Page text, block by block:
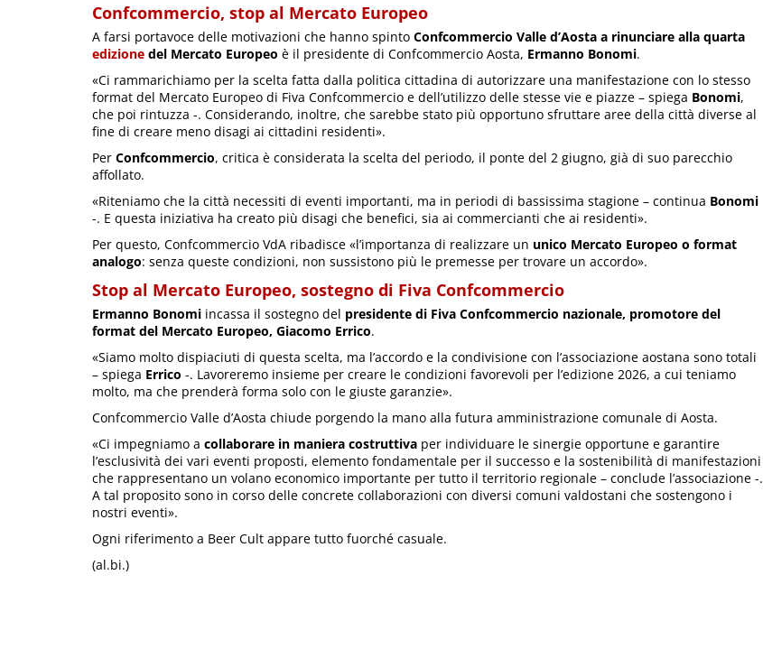
Confcommercio, stop al Mercato Europeo
A farsi portavoce delle motivazioni che hanno spinto Confcommercio Valle d’Aosta a rinunciare alla quarta
edizione del Mercato Europeo è il presidente di Confcommercio Aosta, Ermanno Bonomi.
«Ci rammarichiamo per la scelta fatta dalla politica cittadina di autorizzare una manifestazione con lo stesso
format del Mercato Europeo di Fiva Confcommercio e dell’utilizzo delle stesse vie e piazze – spiega Bonomi,
che poi rintuzza -. Considerando, inoltre, che sarebbe stato più opportuno sfruttare aree della città diverse al
fine di creare meno disagi ai cittadini residenti».
Per Confcommercio, critica è considerata la scelta del periodo, il ponte del 2 giugno, già di suo parecchio
affollato.
«Riteniamo che la città necessiti di eventi importanti, ma in periodi di bassissima stagione – continua Bonomi
-. E questa iniziativa ha creato più disagi che benefici, sia ai commercianti che ai residenti».
Per questo, Confcommercio VdA ribadisce «l’importanza di realizzare un unico Mercato Europeo o format
analogo: senza queste condizioni, non sussistono più le premesse per trovare un accordo».
Stop al Mercato Europeo, sostegno di Fiva Confcommercio
Ermanno Bonomi incassa il sostegno del presidente di Fiva Confcommercio nazionale, promotore del
format del Mercato Europeo, Giacomo Errico.
«Siamo molto dispiaciuti di questa scelta, ma l’accordo e la condivisione con l’associazione aostana sono totali
– spiega Errico -. Lavoreremo insieme per creare le condizioni favorevoli per l’edizione 2026, a cui teniamo
molto, ma che prenderà forma solo con le giuste garanzie».
Confcommercio Valle d’Aosta chiude porgendo la mano alla futura amministrazione comunale di Aosta.
«Ci impegniamo a collaborare in maniera costruttiva per individuare le sinergie opportune e garantire
l’esclusività dei vari eventi proposti, elemento fondamentale per il successo e la sostenibilità di manifestazioni
che rappresentano un volano economico importante per tutto il territorio regionale – conclude l’associazione -.
A tal proposito sono in corso delle concrete collaborazioni con diversi comuni valdostani che sostengono i
nostri eventi».
Ogni riferimento a Beer Cult appare tutto fuorché casuale.
(al.bi.)